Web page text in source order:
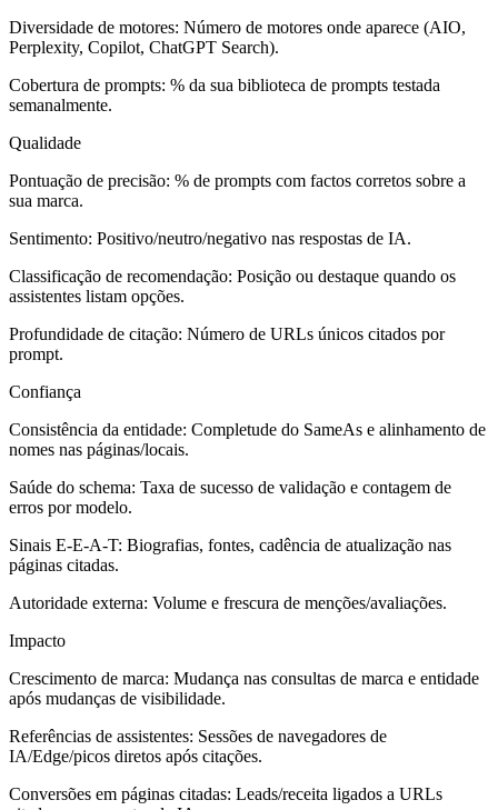
Diversidade de motores: Número de motores onde aparece (AIO,
Perplexity, Copilot, ChatGPT Search).
Cobertura de prompts: % da sua biblioteca de prompts testada
semanalmente.
Qualidade
Pontuação de precisão: % de prompts com factos corretos sobre a
sua marca.
Sentimento: Positivo/neutro/negativo nas respostas de IA.
Classificação de recomendação: Posição ou destaque quando os
assistentes listam opções.
Profundidade de citação: Número de URLs únicos citados por
prompt.
Confiança
Consistência da entidade: Completude do SameAs e alinhamento de
nomes nas páginas/locais.
Saúde do schema: Taxa de sucesso de validação e contagem de
erros por modelo.
Sinais E-E-A-T: Biografias, fontes, cadência de atualização nas
páginas citadas.
Autoridade externa: Volume e frescura de menções/avaliações.
Impacto
Crescimento de marca: Mudança nas consultas de marca e entidade
após mudanças de visibilidade.
Referências de assistentes: Sessões de navegadores de
IA/Edge/picos diretos após citações.
Conversões em páginas citadas: Leads/receita ligados a URLs